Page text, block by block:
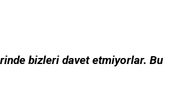
bizleri davet etmiyorlar. Bu